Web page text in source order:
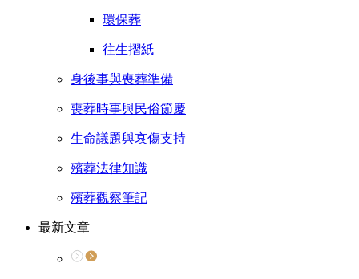
環保葬
往生摺紙
身後事與喪葬準備
喪葬時事與民俗節慶
生命議題與哀傷支持
殯葬法律知識
殯葬觀察筆記
最新文章